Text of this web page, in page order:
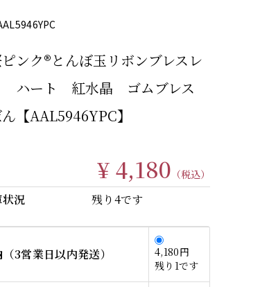
ンク®とんぼ玉リボンブレスレ
ハート 紅水晶 ゴムブレス
【AAL5946YPC】
¥ 4,180 （税込）
況 残り4です
3営業日以内発送）
4,180円
残り1です